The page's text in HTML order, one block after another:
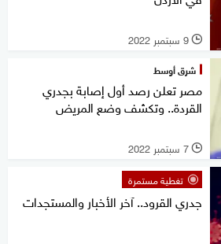
l 9 سبتمبر 2022
شرق أوسط
مصر تعلن رصد أول إصابة بجدري
القردة.. وتكشف وضع المريض
l 7 سبتمبر 2022
تغطية مستمرة
جدري القرود.. آخر الأخبار والمستجدات